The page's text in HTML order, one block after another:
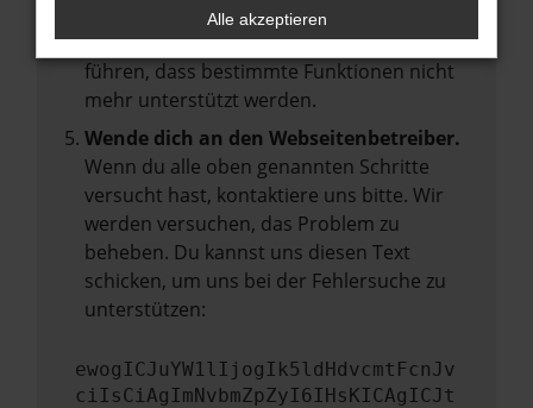
Veraltete Software birgt nicht nur ein
Sicherheitsrisiko, sondern kann auch dazu
führen, dass bestimmte Funktionen nicht
mehr unterstützt werden.
Wende dich an den Webseitenbetreiber.
Wenn du alle oben genannten Schritte
versucht hast, kontaktiere uns bitte. Wir
werden versuchen, das Problem zu
beheben. Du kannst uns diesen Text
schicken, um uns bei der Fehlersuche zu
unterstützen:
ewogICJuYW1lIjogIk5ldHdvcmtFcnJv
ciIsCiAgImNvbmZpZyI6IHsKICAgICJt
Alle akzeptieren